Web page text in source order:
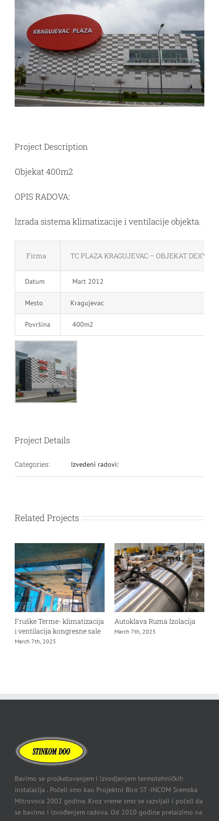
Project Description
Objekat 400m2
OPIS RADOVA:
Izrada sistema klimatizacije i ventilacije objekta.
Firma TC PLAZA KRAGUJEVAC – OBJEKAT DEXY
Datum Mart 2012
Mesto Kragujevac
Površina 400m2
Project Details
Categories: Izvedeni radovi:
Related Projects
Fruške Terme- klimatizacija
i ventilacija kongresne sale
March 7th, 2025
Autoklava Ruma Izolacija
March 7th, 2025
Bavimo se projketovanjem i izvodjenjem termotehničkih
instalacija . Počeli smo kao Projektni Biro ST -INCOM Sremska
Mitrovoca 2002 godine. Kroz vreme smo se razvijali i počeli da
se bavimo i izvođenjem radova. Od 2010 godine prelaizimo na